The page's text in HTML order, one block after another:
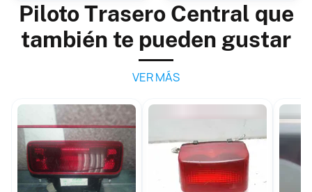
Piloto Trasero Central que
también te pueden gustar
VER MÁS